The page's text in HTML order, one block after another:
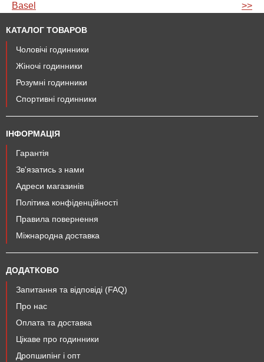
Basel
>>
КАТАЛОГ ТОВАРОВ
Чоловічі годинники
Жіночі годинники
Розумні годинники
Спортивні годинники
ІНФОРМАЦІЯ
Гарантія
Зв'язатись з нами
Адреси магазинів
Політика конфіденційності
Правила повернення
Міжнародна доставка
ДОДАТКОВО
Запитання та відповіді (FAQ)
Про нас
Оплата та доставка
Цікаве про годинники
Дропшипінг і опт